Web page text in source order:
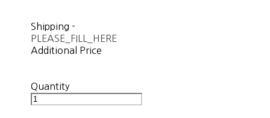
Shipping-
PLEASE_FILL_HERE
Additional Price
Quantity